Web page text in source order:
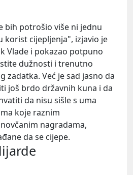
bih potrošio više ni jednu
korist cijepljenja", izjavio je
Vlade i pokazao potpuno
dužnosti i trenutno
zadatka. Već je sad jasno da
još brdo državnih kuna i da
da nisu sišle s uma
koje raznim
nagradama,
da se cijepe.